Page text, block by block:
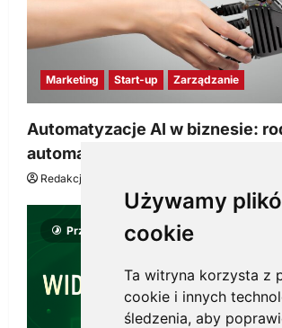
Używamy
cookie
Ta witryna korzysta z
cookie i innych
śledzenia, aby
Marketing Start-up Zarządzanie
Automatyzacje AI w biznesie:
automatyzacji i korzyści dla
Redakcja KnowMore.pl
Przeczytano 8 minut